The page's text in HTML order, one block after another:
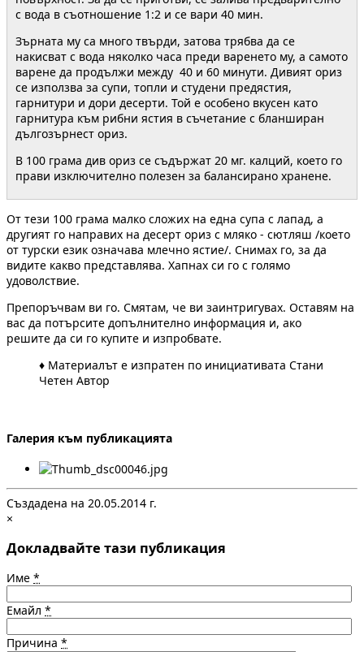
с вода в съотношение 1:2 и се вари 40 мин.
Зърната му са много твърди, затова трябва да се
накисват с вода няколко часа преди варенето му, а самото
варене да продължи между 40 и 60 минути. Дивият ориз
се използва за супи, топли и студени предястия,
гарнитури и дори десерти. Той е особено вкусен като
гарнитура към рибни ястия в съчетание с бланширан
дългозърнест ориз.
В 100 грама див ориз се съдържат 20 мг. калций, което го
прави изключително полезен за балансирано хранене.
От тези 100 грама малко сложих на една супа с лапад, а
другият го направих на десерт ориз с мляко - сютляш /което
от турски език означава млечно ястие/. Снимах го, за да
видите какво представлява. Хапнах си го с голямо
удоволствие.
Препоръчвам ви го. Смятам, че ви заинтригувах. Оставям на
вас да потърсите допълнително информация и, ако
решите да си го купите и изпробвате.
♦ Материалът е изпратен по инициативата Стани
Четен Автор
Галерия към публикацията
Създадена на 20.05.2014 г.
×
Докладвайте тази публикация
Име *
Емайл *
Причина *